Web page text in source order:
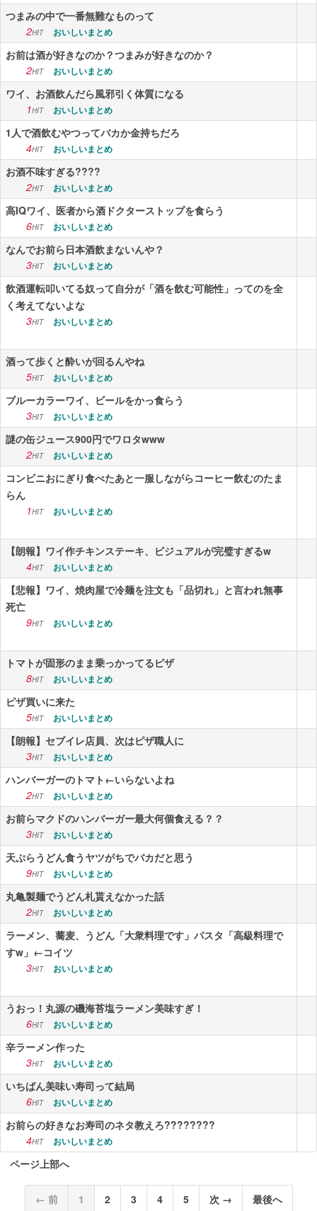
つまみの中で一番無難なものって
2HIT おいしいまとめ
お前は酒が好きなのか？つまみが好きなのか？
2HIT おいしいまとめ
ワイ、お酒飲んだら風邪引く体質になる
1HIT おいしいまとめ
1人で酒飲むやつってバカか金持ちだろ
4HIT おいしいまとめ
お酒不味すぎる????
2HIT おいしいまとめ
高IQワイ、医者から酒ドクターストップを食らう
6HIT おいしいまとめ
なんでお前ら日本酒飲まないんや？
3HIT おいしいまとめ
飲酒運転叩いてる奴って自分が「酒を飲む可能性」ってのを全
く考えてないよな
3HIT おいしいまとめ
酒って歩くと酔いが回るんやね
5HIT おいしいまとめ
ブルーカラーワイ、ビールをかっ食らう
3HIT おいしいまとめ
謎の缶ジュース900円でワロタwww
2HIT おいしいまとめ
コンビニおにぎり食べたあと一服しながらコーヒー飲むのたま
らん
1HIT おいしいまとめ
【朗報】ワイ作チキンステーキ、ビジュアルが完璧すぎるw
4HIT おいしいまとめ
【悲報】ワイ、焼肉屋で冷麺を注文も「品切れ」と言われ無事
死亡
9HIT おいしいまとめ
トマトが固形のまま乗っかってるピザ
8HIT おいしいまとめ
ピザ買いに来た
5HIT おいしいまとめ
【朗報】セブイレ店員、次はピザ職人に
3HIT おいしいまとめ
ハンバーガーのトマト←いらないよね
2HIT おいしいまとめ
お前らマクドのハンバーガー最大何個食える？？
3HIT おいしいまとめ
天ぷらうどん食うヤツがちでバカだと思う
9HIT おいしいまとめ
丸亀製麺でうどん札貰えなかった話
2HIT おいしいまとめ
ラーメン、蕎麦、うどん「大衆料理です」パスタ「高級料理で
すw」←コイツ
3HIT おいしいまとめ
うおっ！丸源の磯海苔塩ラーメン美味すぎ！
6HIT おいしいまとめ
辛ラーメン作った
3HIT おいしいまとめ
いちばん美味い寿司って結局
6HIT おいしいまとめ
お前らの好きなお寿司のネタ教えろ????????
4HIT おいしいまとめ
ページ上部へ
← 前 1 2 3 4 5 次 → 最後へ